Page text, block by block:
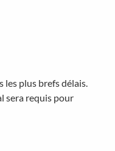
les plus brefs délais.
sera requis pour